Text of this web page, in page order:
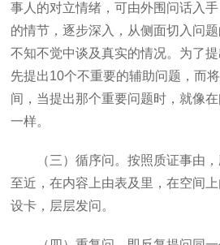
事人的对立情绪，可由外围问话入
的情节，逐步深入，从侧面切入问
不知不觉中谈及真实的情况。为了
先提出10个不重要的辅助问题，而
间，当提出那个重要问题时，就像
一样。
（三）循序问。按照质证事由，
至近，在内容上由表及里，在空间
设卡，层层发问。